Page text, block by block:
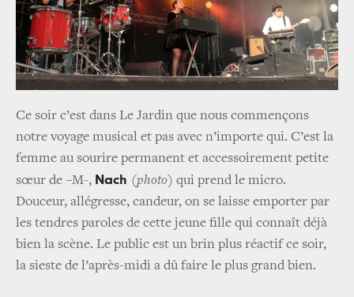
Ce soir c’est dans Le Jardin que nous commençons
notre voyage musical et pas avec n’importe qui. C’est la
femme au sourire permanent et accessoirement petite
sœur de –M-, Nach (photo) qui prend le micro.
Douceur, allégresse, candeur, on se laisse emporter par
les tendres paroles de cette jeune fille qui connaît déjà
bien la scène. Le public est un brin plus réactif ce soir,
la sieste de l’après-midi a dû faire le plus grand bien.